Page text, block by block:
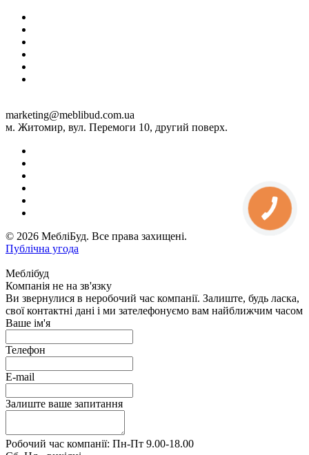
marketing@meblibud.com.ua
м. Житомир, вул. Перемоги 10, другий поверх.
© 2026 МебліБуд. Все права захищені.
Публічна угода
Меблібуд
Компанія не на зв'язку
Ви звернулися в неробочий час компанії. Залиште, будь ласка,
свої контактні дані і ми зателефонуємо вам найближчим часом
Ваше ім'я
Телефон
E-mail
Залиште ваше запитання
Робочий час компанії: Пн-Пт 9.00-18.00